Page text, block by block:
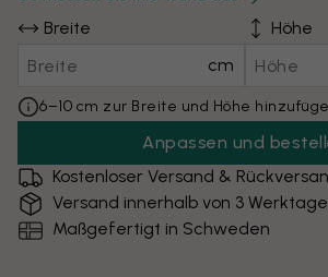
Breite
cm
Höhe
6–10 cm zur Breite und Höhe
Anpassen und
Kostenloser Versand &
Versand innerhalb von 3
Maßgefertigt in Schweden